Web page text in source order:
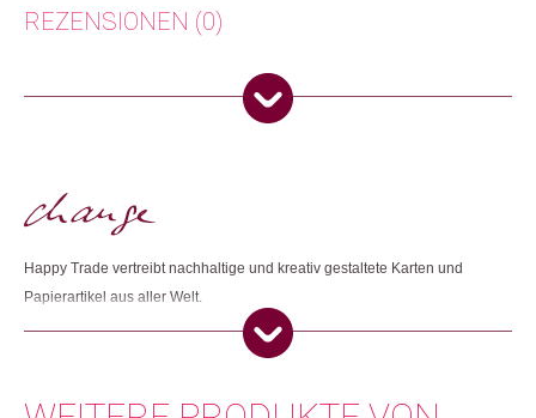
REZENSIONEN (0)
Es gibt noch keine Rezensionen.
Happy Trade vertreibt nachhaltige und kreativ gestaltete Karten und
Papierartikel aus aller Welt.